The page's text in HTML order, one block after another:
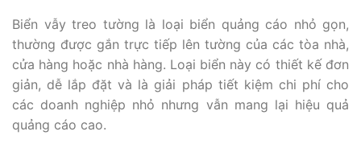
Biển vẫy treo tường là loại biển quảng cáo nhỏ gọn,
thường được gắn trực tiếp lên tường của các tòa nhà,
cửa hàng hoặc nhà hàng. Loại biển này có thiết kế đơn
giản, dễ lắp đặt và là giải pháp tiết kiệm chi phí cho
các doanh nghiệp nhỏ nhưng vẫn mang lại hiệu quả
quảng cáo cao.